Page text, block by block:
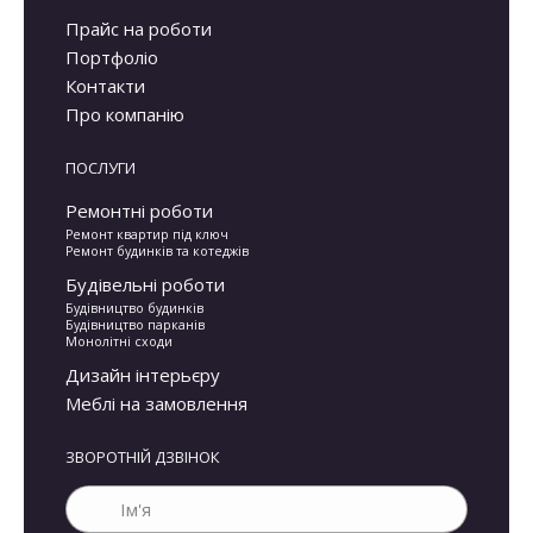
opens
in
new
opens
in
new
opens
new
Прайс на роботи
Портфоліо
Контакти
Про компанію
ПОСЛУГИ
Ремонтні роботи
Ремонт квартир під ключ
Ремонт будинків та котеджів
Будівельні роботи
Будівництво будинків
Будівництво парканів
Монолітні сходи
Дизайн інтерьєру
Меблі на замовлення
ЗВОРОТНІЙ ДЗВІНОК